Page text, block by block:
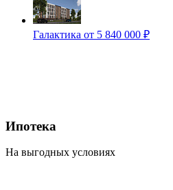
Галактика от 5 840 000 ₽
Ипотека
На выгодных условиях